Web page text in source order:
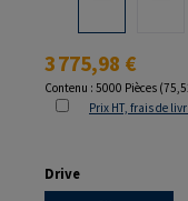
Prix régulier :
3 775,98 €
Contenu : 5000 Pièces
Prix HT, frais de
Sélectionnez
Drive